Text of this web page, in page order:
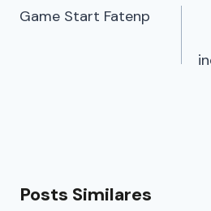
Game Start Fatenp
Posts Similares